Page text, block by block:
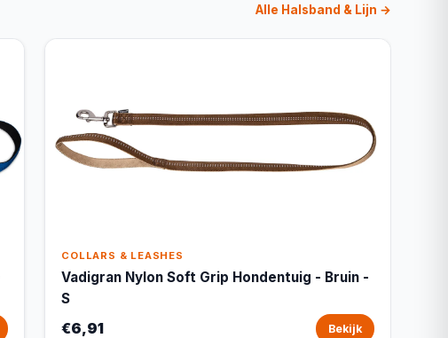
Alle Halsband & Lijn →
COLLARS & LEASHES
Vadigran Nylon Soft Grip Hondentuig - Bruin -
S
€6,91 Bekijk